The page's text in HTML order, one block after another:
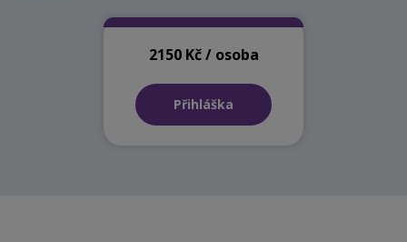
2150 Kč / osoba
Přihláška